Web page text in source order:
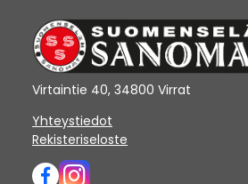
Virtaintie 40, 34800 Virrat
Yhteystiedot
Rekisteriseloste